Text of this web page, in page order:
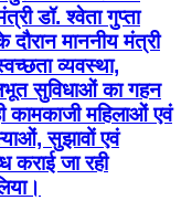
डॉ. श्वेता गुप्ता
दौरान माननीय मंत्री
व्यवस्था,
सुविधाओं का गहन
कामकाजी महिलाओं एवं
सुझावों एवं
कराई जा रही